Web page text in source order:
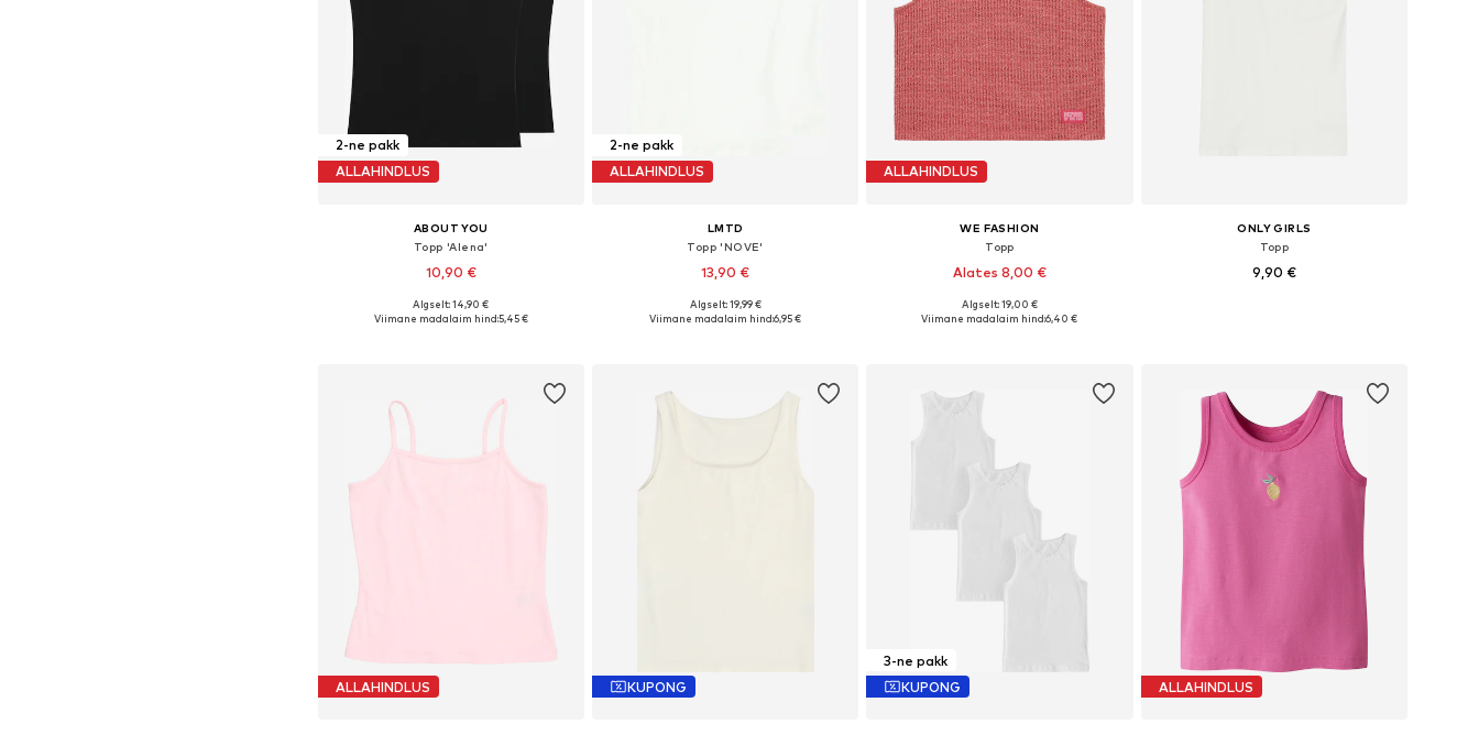
2-ne pakk
ALLAHINDLUS
ABOUT YOU
Topp 'Alena'
10,90 €
Saadaolevad suurused: 122-128, 134-140
Algselt: 14,90 €
Viimane madalaim hind:5,45 €
2-ne pakk
ALLAHINDLUS
LMTD
Topp 'NOVE'
13,90 €
Saadaval erinevates suurustes
Algselt: 19,99 €
Viimane madalaim hind:6,95 €
ALLAHINDLUS
WE FASHION
Topp
Alates 8,00 €
Algselt: 19,00 €
Viimane madalaim hind:6,40 €
ONLY GIRLS
Topp
9,90 €
ALLAHINDLUS KUPONG
3-ne pakk
KUPONG
ALLAHINDLUS